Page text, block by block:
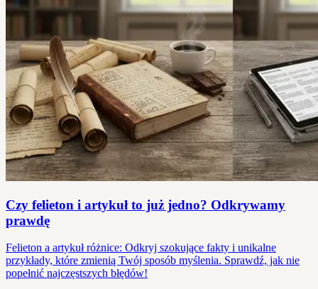
Czy felieton i artykuł to już jedno? Odkrywamy
prawdę
Felieton a artykuł różnice: Odkryj szokujące fakty i unikalne
przykłady, które zmienią Twój sposób myślenia. Sprawdź, jak nie
popełnić najczęstszych błędów!